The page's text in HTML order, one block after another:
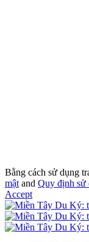
Bằng cách sử dụng
mật and Quy định sử
Accept